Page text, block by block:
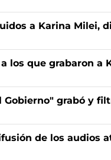
a Karina Milei,
los que grabaron a
grabó y
de los audios